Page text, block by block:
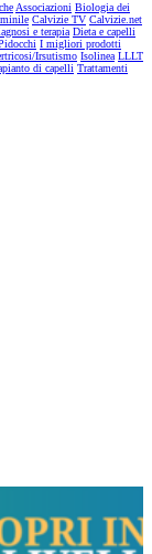
Associazioni Biologia dei
Calvizie TV Calvizie.net
e terapia Dieta e capelli
I migliori prodotti
Irsutismo Isolinea LLLT
di capelli Trattamenti